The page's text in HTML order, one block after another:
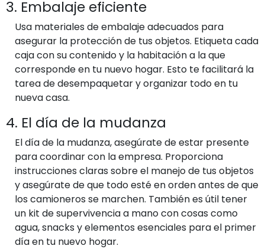
3. Embalaje eficiente
Usa materiales de embalaje adecuados para
asegurar la protección de tus objetos. Etiqueta cada
caja con su contenido y la habitación a la que
corresponde en tu nuevo hogar. Esto te facilitará la
tarea de desempaquetar y organizar todo en tu
nueva casa.
4. El día de la mudanza
El día de la mudanza, asegúrate de estar presente
para coordinar con la empresa. Proporciona
instrucciones claras sobre el manejo de tus objetos
y asegúrate de que todo esté en orden antes de que
los camioneros se marchen. También es útil tener
un kit de supervivencia a mano con cosas como
agua, snacks y elementos esenciales para el primer
día en tu nuevo hogar.